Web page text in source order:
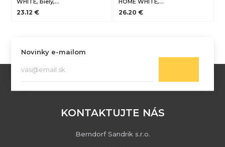
WHITE, biely,…
23.12 €
HOME WHITE,…
26.20 €
Novinky e-mailom
KONTAKTUJTE NÁS
Berndorf Sandrik s.r.o.